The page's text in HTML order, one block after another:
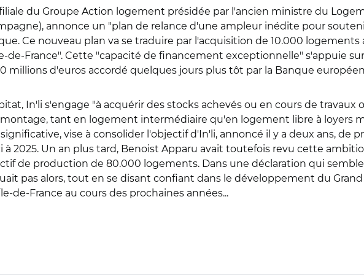
du Groupe Action logement présidée par l'ancien ministre du
annonce un "plan de relance d'une ampleur inédite pour
Ce nouveau plan va se traduire par l'acquisition de 10.000
de-France". Cette "capacité de financement exceptionnelle" s'appuie
millions d'euros accordé quelques jours plus tôt par la Banque
In'li s'engage "à acquérir des stocks achevés ou en cours de travaux
tant en logement intermédiaire qu'en logement libre à loyers
vise à consolider l'objectif d'In'li, annoncé il y a deux ans,
à 2025. Un an plus tard, Benoist Apparu avait toutefois revu cette
de production de 80.000 logements. Dans une déclaration qui
pas alors, tout en se disant confiant dans le développement du Grand
de-France au cours des prochaines années...